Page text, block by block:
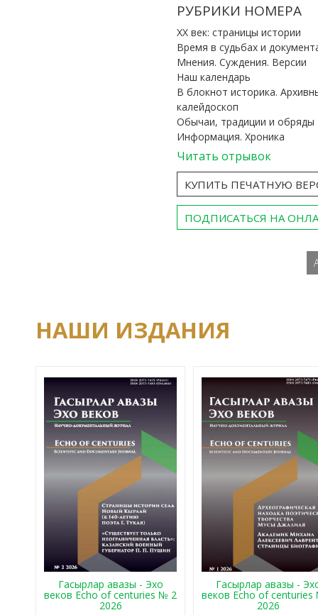
РУБРИКИ НОМЕРА
ХХ век: страницы истории
Время в судьбах и
Мнения. Суждения. Версии
Наш календарь
В блокнот историка.
калейдоскоп
Обычаи, традиции и обряды
Информация. Хроника
Читать отрывок
КУПИТЬ ПЕЧАТНУЮ
ПОДПИСАТЬСЯ НА
НАШИ ИЗДАНИЯ
Гасырлар авазы - Эхо
веков Echo of centuries № 2
2026
Гасырлар авазы -
веков Echo of
2026